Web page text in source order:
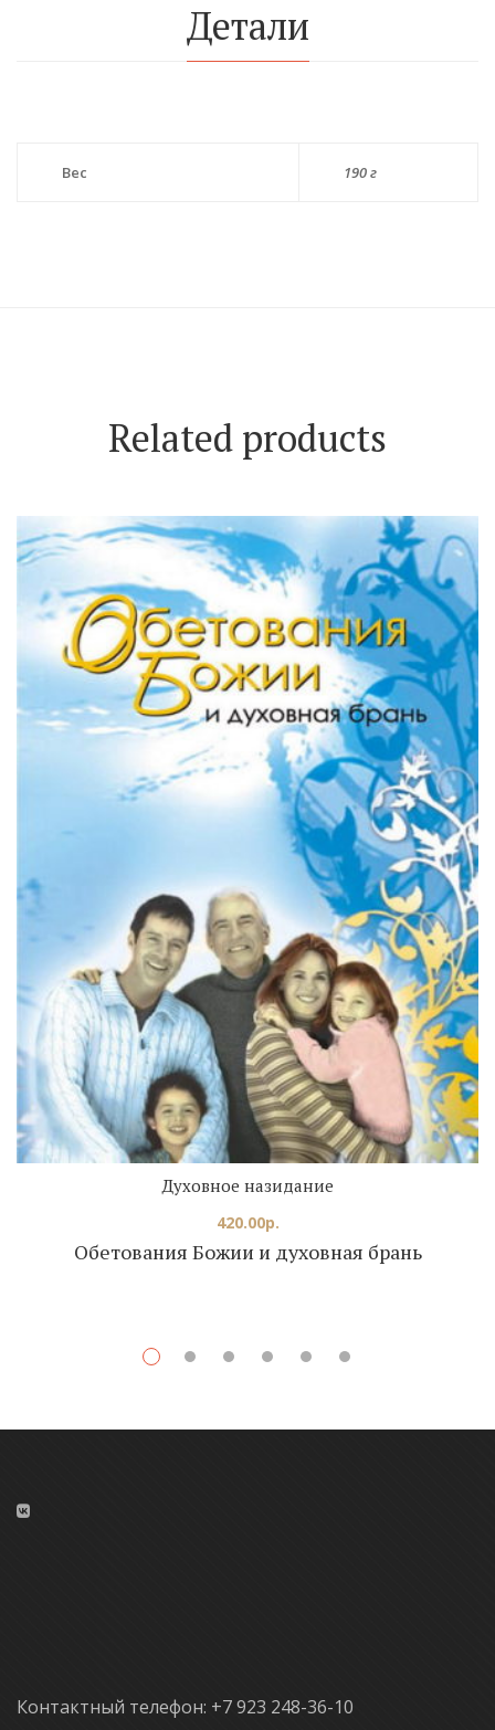
Детали
Вес 190 г
Related products
Обетования Божии и духовная брань
Духовное назидание
420.00р.
Контактный телефон: +7 923 248-36-10